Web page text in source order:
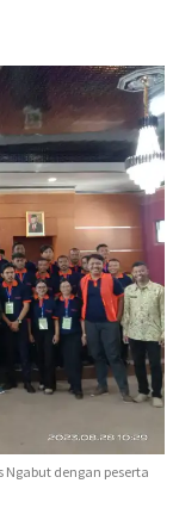
Ngabut dengan peserta